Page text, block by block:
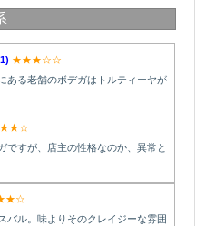
★★★☆☆
ある老舗のボデガはトルティーヤが
ですが、店主の性格なのか、異常と
バル。味よりそのクレイジーな雰囲